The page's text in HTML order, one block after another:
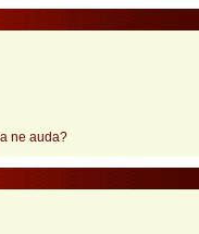
ne auda?